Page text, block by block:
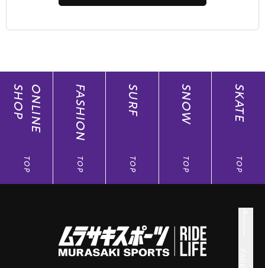
ONLINE
SHOP
TOP
FASHION
TOP
SURF
TOP
SNOW
TOP
SKATE
TOP